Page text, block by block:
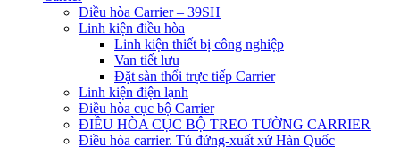
Điều hòa Carrier – 39SH
Linh kiện điều hòa
Linh kiện thiết bị công nghiệp
Van tiết lưu
Đặt sàn thổi trực tiếp Carrier
Linh kiện điện lạnh
Điều hòa cục bộ Carrier
ĐIỀU HÒA CỤC BỘ TREO TƯỜNG CARRIER
Điều hòa carrier. Tủ đứng-xuất xứ Hàn Quốc